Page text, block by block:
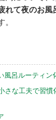
れて夜のお
。
風呂ルーティン
さな工夫で習慣